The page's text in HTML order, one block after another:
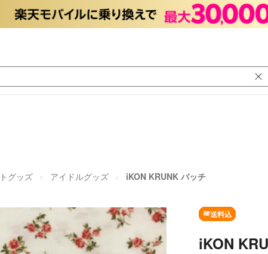
グッズ アイドルグッズ iKON KRUNK バッチ
送料込
iKON